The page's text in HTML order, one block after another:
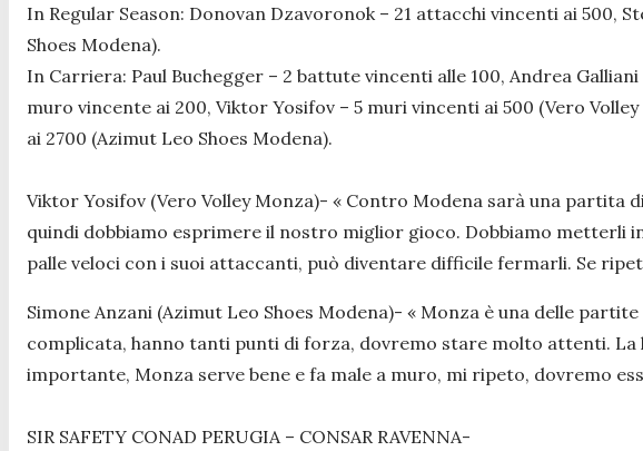
In Regular Season: Donovan Dzavoronok – 21 attacchi vincenti ai 500,
Shoes Modena).
In Carriera: Paul Buchegger – 2 battute vincenti alle 100, Andrea
muro vincente ai 200, Viktor Yosifov – 5 muri vincenti ai 500 (Vero
ai 2700 (Azimut Leo Shoes Modena).
Viktor Yosifov (Vero Volley Monza)- « Contro Modena sarà una partita
quindi dobbiamo esprimere il nostro miglior gioco. Dobbiamo metterli
palle veloci con i suoi attaccanti, può diventare difficile fermarli. Se
Simone Anzani (Azimut Leo Shoes Modena)- « Monza è una delle
complicata, hanno tanti punti di forza, dovremo stare molto attenti. La
importante, Monza serve bene e fa male a muro, mi ripeto, dovremo
SIR SAFETY CONAD PERUGIA – CONSAR RAVENNA-